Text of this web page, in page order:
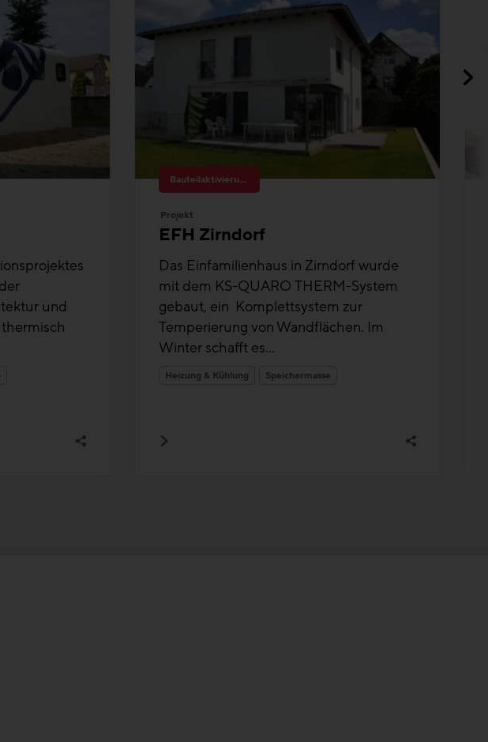
und
Bauteilaktivierung
Projekt
EFH Zirndorf
Das Einfamilienhaus in Zirndorf wurde
mit dem KS-QUARO THERM-System
gebaut, ein Komplettsystem zur
Temperierung von Wandflächen. Im
Winter schafft es...
Heizung & Kühlung Speichermasse